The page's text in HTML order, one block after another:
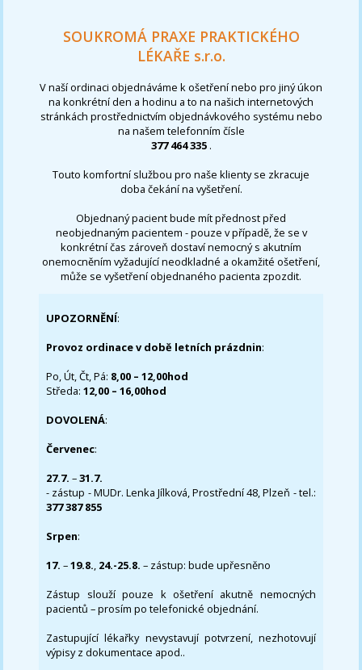
SOUKROMÁ PRAXE PRAKTICKÉHO
LÉKAŘE s.r.o.
V naší ordinaci objednáváme k ošetření nebo pro jiný úkon
na konkrétní den a hodinu a to na našich internetových
stránkách prostřednictvím objednávkového systému nebo
na našem telefonním čísle
377 464 335 .
Touto komfortní službou pro naše klienty se zkracuje
doba čekání na vyšetření.
Objednaný pacient bude mít přednost před
neobjednaným pacientem - pouze v případě, že se v
konkrétní čas zároveň dostaví nemocný s akutním
onemocněním vyžadující neodkladné a okamžité ošetření,
může se vyšetření objednaného pacienta zpozdit.
UPOZORNĚNÍ:
Provoz ordinace v době letních prázdnin:
Po, Út, Čt, Pá: 8,00 – 12,00hod
Středa:12,00 – 16,00hod
DOVOLENÁ:
Červenec:
27.7.–31.7.
- zástup - MUDr. Lenka Jílková, Prostřední 48, Plzeň - tel.:
377 387 855
Srpen:
17. –19.8., 24.-25.8. – zástup: bude upřesněno
Zástup slouží pouze k ošetření akutně nemocných
pacientů – prosím po telefonické objednání.
Zastupující lékařky nevystavují potvrzení, nezhotovují
výpisy z dokumentace apod..